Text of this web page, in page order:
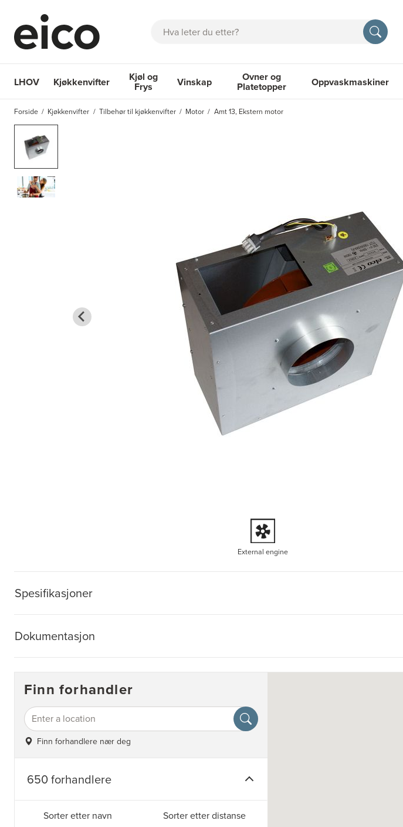
Søk
LHOV Kjøkkenvifter
Kjøkkenvifter
Kjøl og
Frys
Kjøl og Frys
Vinskap
Vinskap
Ovner og
Platetopper
Ovner og Platetopper
Oppvaskmaskiner
Forside Kjøkkenvifter Tilbehør til kjøkkenvifter Motor Amt 13, Ekstern motor
External engine
Spesifikasjoner
Dokumentasjon
Finn forhandler
Finn forhandlere nær deg
650 forhandlere
Sorter etter navn Sorter etter distanse